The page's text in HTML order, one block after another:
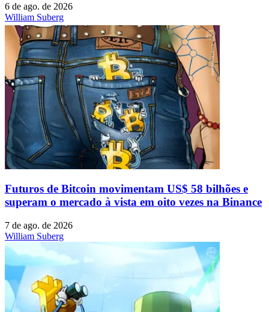
6 de ago. de 2026
William Suberg
Futuros de Bitcoin movimentam US$ 58 bilhões e
superam o mercado à vista em oito vezes na Binance
7 de ago. de 2026
William Suberg